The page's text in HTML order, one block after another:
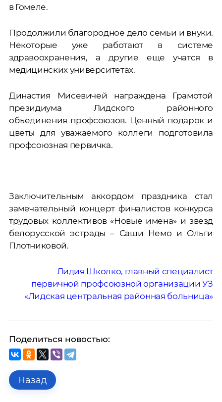
в Гомеле.
Продолжили благородное дело семьи и внуки.
Некоторые уже работают в системе
здравоохранения, а другие еще учатся в
медицинских университетах.
Династия Мисевичей награждена Грамотой
президиума Лидского районного
объединения профсоюзов. Ценный подарок и
цветы для уважаемого коллеги подготовила
профсоюзная первичка.
Заключительным аккордом праздника стал
замечательный концерт финалистов конкурса
трудовых коллективов «Новые имена» и звезд
белорусской эстрады – Саши Немо и Ольги
Плотниковой.
Лидия Школко, главный специалист
первичной профсоюзной организации УЗ
«Лидская центральная районная больница»
Поделиться новостью:
Назад